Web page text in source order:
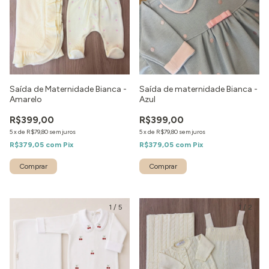
Saída de Maternidade Bianca -
Amarelo
R$399,00
5xde R$79,80 sem juros
R$379,05 com Pix
Comprar
Saída de maternidade Bianca -
Azul
R$399,00
5xde R$79,80 sem juros
R$379,05 com Pix
Comprar
1 / 5 1 / 2